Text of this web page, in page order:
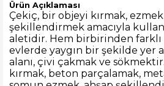
Ürün Açıklaması
Çekiç, bir objeyi kırmak,
şekillendirmek amacıyla
aletidir. Hem birbirinden
evlerde yaygın bir şekilde yer
alanı, çivi çakmak ve
kırmak, beton parçalamak,